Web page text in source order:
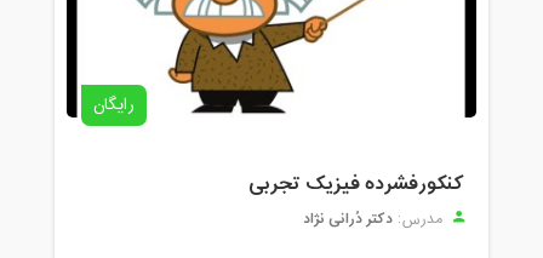
رایگان
کنکورفشرده فیزیک تجربی
مدرس: دکتر دُرانی نژاد